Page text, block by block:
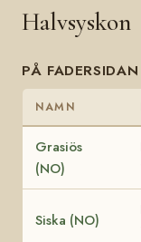
Halvsyskon
PÅ
NAMN
Grasiös
(NO)
Siska (NO)